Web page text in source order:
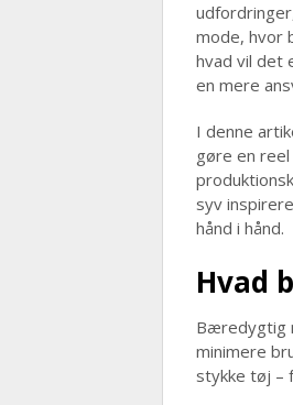
mode, hvor
hvad vil det
en mere
I denne
gøre en
syv
hånd i hånd.
Hvad
Bæredygtig
minimere
stykke tøj –